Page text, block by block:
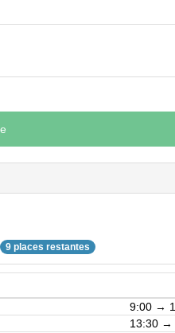
9 places restantes
9:00 →
13:30 →